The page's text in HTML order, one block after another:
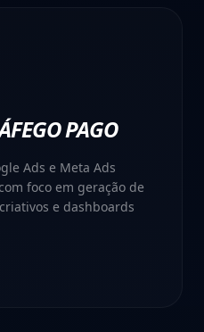
PAGO
Ads e Meta Ads
foco em geração de
e dashboards